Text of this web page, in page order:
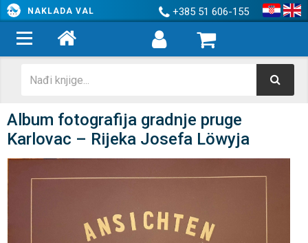
NAKLADA VAL +385 51 606-155
Album fotografija gradnje pruge
Karlovac – Rijeka Josefa Löwyja